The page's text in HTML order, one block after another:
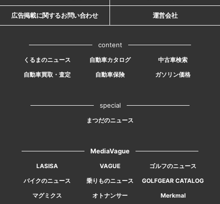
広告掲載に関するお問い合わせ 運営会社
content
くるまのニュース 自動車カタログ
中古車検索
自動車買取・査定
自動車保険 ガソリン価格
special
まつだのニュース
MediaVague
LASISA VAGUE
ゴルフのニュース
バイクのニュース
乗りものニュース
GOLFGEAR CATALOG
マグミクス
オトナンサー Merkmal